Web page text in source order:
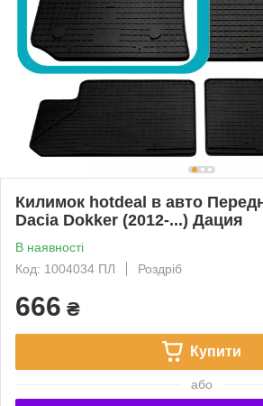
Килимок hotdeal в авто
Dacia Dokker (2012-...) Дация
В наявності
Код: 1004034 ПЛ
Роздріб
666 ₴
Купити
або